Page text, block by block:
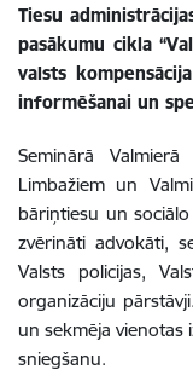
Tiesu
pasākumu cikla
valsts
informēšanai un
Seminārā
Limbažiem un
bāriņtiesu un
zvērināti advokāti,
Valsts policijas,
organizāciju
un sekmēja
sniegšanu.